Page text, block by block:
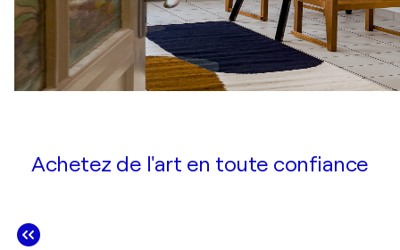
Achetez de l'art en toute confiance